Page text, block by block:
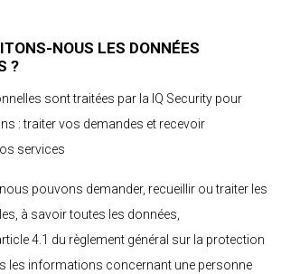
NOUS LES DONNÉES
?
sont traitées par la IQ Security pour
: traiter vos demandes et recevoir
services
pouvons demander, recueillir ou traiter les
à savoir toutes les données,
4.1 du règlement général sur la protection
les informations concernant une personne